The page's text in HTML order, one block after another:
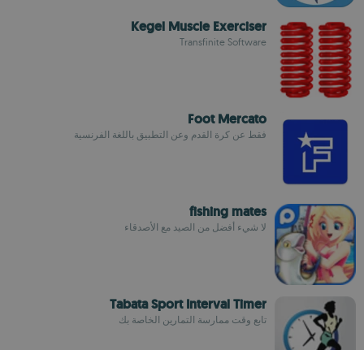
Kegel Muscle Exerciser
Transfinite Software
Foot Mercato
فقط عن كرة القدم وعن التطبيق باللغة الفرنسية
fishing mates
لا شيء أفضل من الصيد مع الأصدقاء
Tabata Sport Interval Timer
تابع وقت ممارسة التمارين الخاصة بك